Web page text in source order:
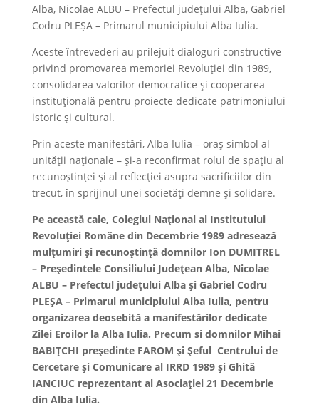
Alba, Nicolae ALBU – Prefectul județului Alba, Gabriel
Codru PLEȘA – Primarul municipiului Alba Iulia.
Aceste întrevederi au prilejuit dialoguri constructive
privind promovarea memoriei Revoluției din 1989,
consolidarea valorilor democratice și cooperarea
instituțională pentru proiecte dedicate patrimoniului
istoric și cultural.
Prin aceste manifestări, Alba Iulia – oraș simbol al
unității naționale – și-a reconfirmat rolul de spațiu al
recunoștinței și al reflecției asupra sacrificiilor din
trecut, în sprijinul unei societăți demne și solidare.
Pe această cale, Colegiul Național al Institutului
Revoluției Române din Decembrie 1989 adresează
mulțumiri și recunoștință domnilor Ion DUMITREL
– Președintele Consiliului Județean Alba, Nicolae
ALBU – Prefectul județului Alba și Gabriel Codru
PLEȘA – Primarul municipiului Alba Iulia, pentru
organizarea deosebită a manifestărilor dedicate
Zilei Eroilor la Alba Iulia. Precum si domnilor Mihai
BABIȚCHI președinte FAROM și Șeful Centrului de
Cercetare și Comunicare al IRRD 1989 și Ghită
IANCIUC reprezentant al Asociației 21 Decembrie
din Alba Iulia.